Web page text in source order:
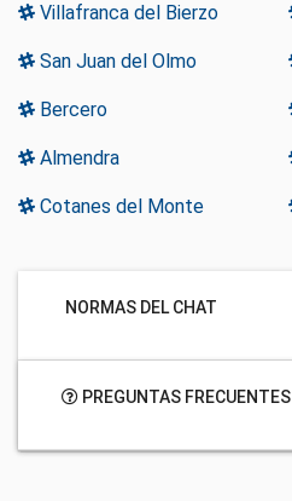
Villafranca del Bierzo
San Juan del Olmo
Bercero
Almendra
Cotanes del Monte
NORMAS DEL CHAT
PREGUNTAS FRECUENTES